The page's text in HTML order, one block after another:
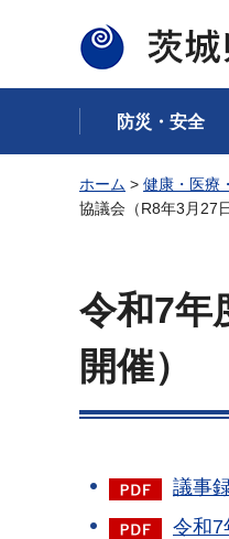
茨城県
防災・安全
ホーム > 健康・医療
協議会（R8年3月27
令和7年
開催）
議事
令和7